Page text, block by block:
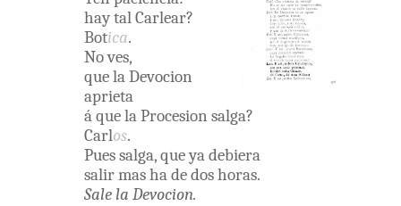
haytalCarlear?
Botica.
Noves,
quelaDevocion
aprieta
áquelaProcesion salga?
Carlos.
Puessalga,queyadebiera
salirmashadedoshoras.
Sale la Devocion.